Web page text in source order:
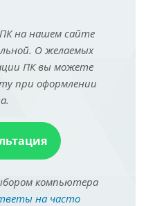
на нашем сайте
О желаемых
ПК вы можете
при оформлении
компьютера
на часто